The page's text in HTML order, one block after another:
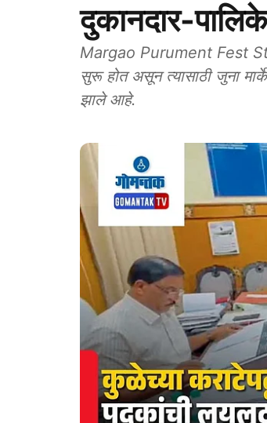
दुकानदार-
Margao Purument Fest
सुरू होत असून त्यासाठी जुना
झाले आहे.